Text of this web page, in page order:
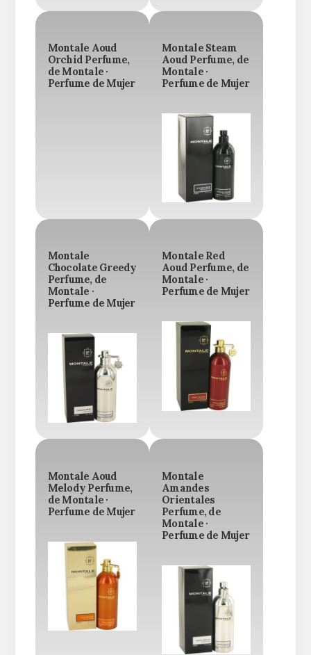
Montale Aoud
Orchid Perfume,
de Montale ·
Perfume de Mujer
Montale Steam
Aoud Perfume, de
Montale ·
Perfume de Mujer
Montale
Chocolate Greedy
Perfume, de
Montale ·
Perfume de Mujer
Montale Red
Aoud Perfume, de
Montale ·
Perfume de Mujer
Montale Aoud
Melody Perfume,
de Montale ·
Perfume de Mujer
Montale
Amandes
Orientales
Perfume, de
Montale ·
Perfume de Mujer